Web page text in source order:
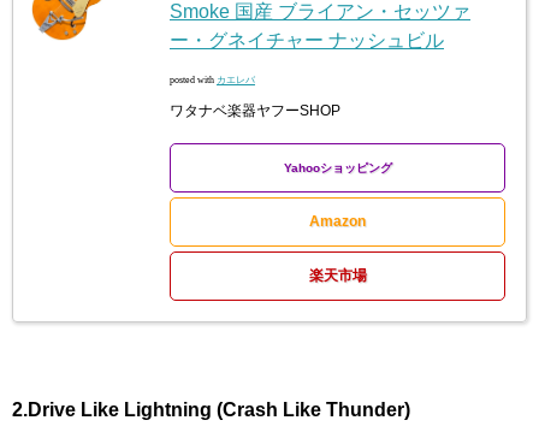
Smoke 国産 ブライアン・セッツァ
ー・グネイチャー ナッシュビル
posted with カエレバ
ワタナベ楽器ヤフーSHOP
Yahooショッピング
Amazon
楽天市場
2.Drive Like Lightning (Crash Like Thunder)